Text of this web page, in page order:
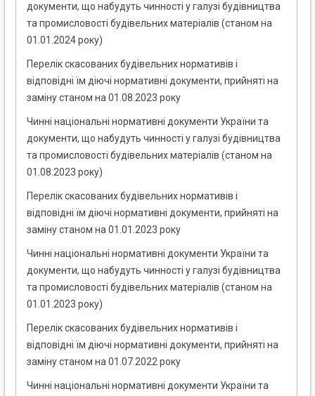
документи, що набудуть чинності у галузі будівництва
та промисловості будівельних матеріалів (станом на
01.01.2024 року)
Перелік скасованих будівельних нормативів і
відповідні їм діючі нормативні документи, прийняті на
заміну станом на 01.08.2023 року
Чинні національні нормативні документи України та
документи, що набудуть чинності у галузі будівництва
та промисловості будівельних матеріалів (станом на
01.08.2023 року)
Перелік скасованих будівельних нормативів і
відповідні їм діючі нормативні документи, прийняті на
заміну станом на 01.01.2023 року
Чинні національні нормативні документи України та
документи, що набудуть чинності у галузі будівництва
та промисловості будівельних матеріалів (станом на
01.01.2023 року)
Перелік скасованих будівельних нормативів і
відповідні їм діючі нормативні документи, прийняті на
заміну станом на 01.07.2022 року
Чинні національні нормативні документи України та